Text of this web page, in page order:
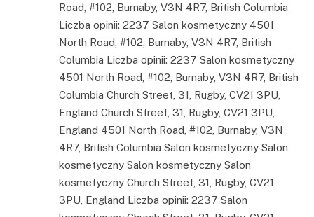
Road, #102, Burnaby, V3N 4R7, British Columbia
Liczba opinii: 2237 Salon kosmetyczny 4501
North Road, #102, Burnaby, V3N 4R7, British
Columbia Liczba opinii: 2237 Salon kosmetyczny
4501 North Road, #102, Burnaby, V3N 4R7, British
Columbia Church Street, 31, Rugby, CV21 3PU,
England Church Street, 31, Rugby, CV21 3PU,
England 4501 North Road, #102, Burnaby, V3N
4R7, British Columbia Salon kosmetyczny Salon
kosmetyczny Salon kosmetyczny Salon
kosmetyczny Church Street, 31, Rugby, CV21
3PU, England Liczba opinii: 2237 Salon